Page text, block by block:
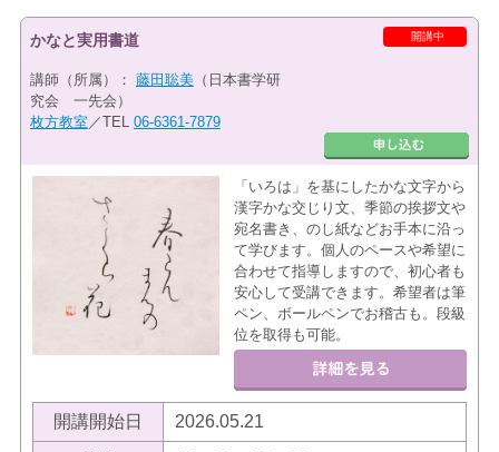
開講中
かなと実用書道
講師（所属）： 藤田聡美（日本書学研
究会 一先会）
枚方教室 ／TEL 06-6361-7879
「いろは」を基にしたかな文字から
漢字かな交じり文、季節の挨拶文や
宛名書き、のし紙などお手本に沿っ
て学びます。個人のペースや希望に
合わせて指導しますので、初心者も
安心して受講できます。希望者は筆
ペン、ボールペンでお稽古も。段級
位を取得も可能。
開講開始日 2026.05.21